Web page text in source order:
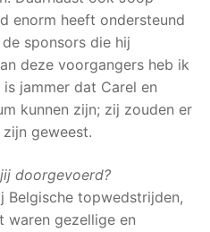
enorm heeft ondersteund
sponsors die hij
deze voorgangers heb ik
jammer dat Carel en
kunnen zijn; zij zouden er
geweest.
doorgevoerd?
Belgische topwedstrijden,
waren gezellige en